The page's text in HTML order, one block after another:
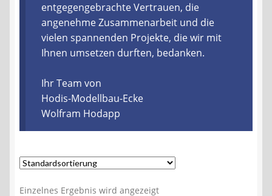
Öle- und Schmierstoff Verordnung
Vereine & Foren
Kontakt
entgegengebrachte Vertrauen, die
angenehme Zusammenarbeit und die
vielen spannenden Projekte, die wir mit
Ihnen umsetzen durften, bedanken.
Ihr Team von
Hodis-Modellbau-Ecke
Wolfram Hodapp
Einzelnes Ergebnis wird angezeigt